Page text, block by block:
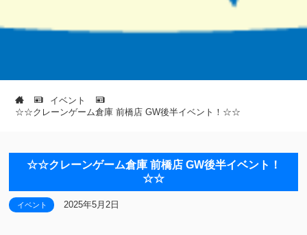
イベント
☆☆クレーンゲーム倉庫 前橋店 GW後半イベント！☆☆
☆☆クレーンゲーム倉庫 前橋店 GW後半イベント！
☆☆
イベント 2025年5月2日